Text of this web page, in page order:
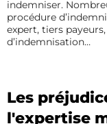
indemniser.
procédure
expert, tiers
d’indemnisation…
Les
l'expertise